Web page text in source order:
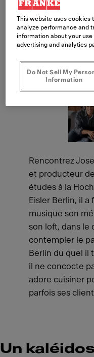
Rencontrez
et producteur
études à la
Eisler Berlin, il a
musique son
son loft, dans le
contempler le
Berlin du quel il
il ne concocte
adore cuisiner
parfois ses
Un
This website uses cookies
analyze performance and
information about your
advertising and analytics
Do Not Sell My
Information